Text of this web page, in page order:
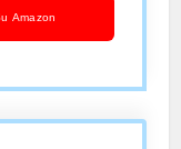
Amazon